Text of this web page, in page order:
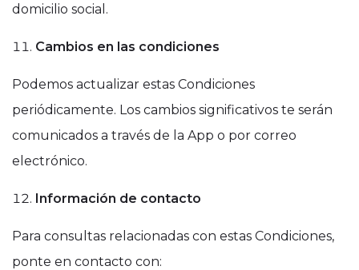
domicilio social.
Cambios en las condiciones
Podemos actualizar estas Condiciones
periódicamente. Los cambios significativos te serán
comunicados a través de la App o por correo
electrónico.
Información de contacto
Para consultas relacionadas con estas Condiciones,
ponte en contacto con: